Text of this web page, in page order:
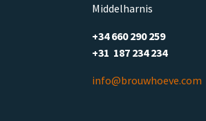
Middelharnis
+34 660 290 259
+31 187 234 234
info@brouwhoeve.com